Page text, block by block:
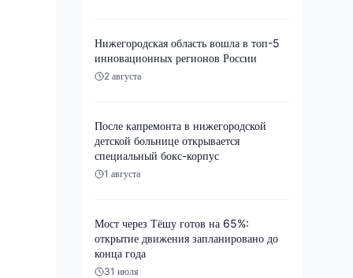
Нижегородская область вошла в топ-5
инновационных регионов России
2 августа
После капремонта в нижегородской
детской больнице открывается
специальный бокс-корпус
1 августа
Мост через Тёшу готов на 65%:
открытие движения запланировано до
конца года
31 июля